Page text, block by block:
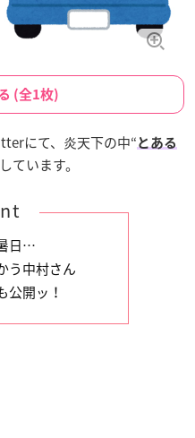
(全1枚)
にて、炎天下の中“ とある
ています。
日…
う中村さん
公開ッ！